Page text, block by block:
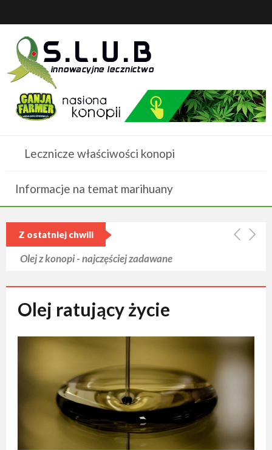
Lecznicze właściwości konopi
Informacje na temat marihuany
Z ostatniej chwili
Olej z konopi - najczęściej zadawane
Olej konopny pomaga w walce z
dzieci
Olej ratujący życie